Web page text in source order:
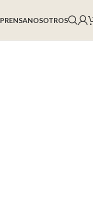
PRENSANOSOTROS